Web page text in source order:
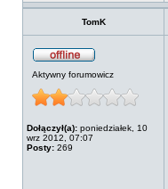
TomK
Aktywny forumowicz
Dołączył(a): poniedziałek, 10
wrz 2012, 07:07
Posty: 269